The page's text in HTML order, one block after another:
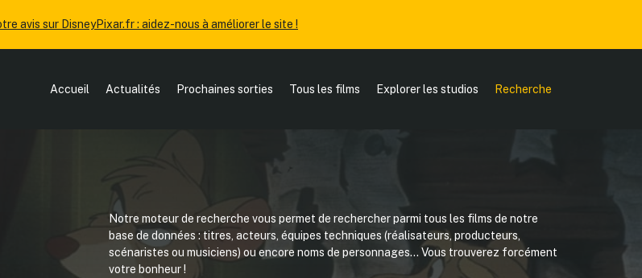
avis sur DisneyPixar.fr : aidez-nous à améliorer le site !
Accueil Actualités Prochaines sorties Tous les films Explorer les studios Recherche
Notre moteur de recherche vous permet de rechercher parmi tous les films de notre
base de données : titres, acteurs, équipes techniques (réalisateurs, producteurs,
scénaristes ou musiciens) ou encore noms de personnages... Vous trouverez forcément
votre bonheur !